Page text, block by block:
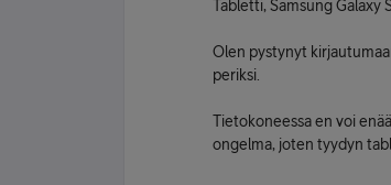
Tabletti, Samsung Galaxy
Olen pystynyt
periksi.
Tietokoneessa en voi
ongelma, joten tyydyn